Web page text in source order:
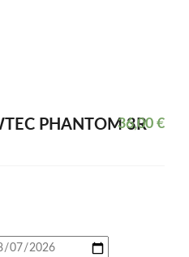
PHANTOM 3R
36,00 €